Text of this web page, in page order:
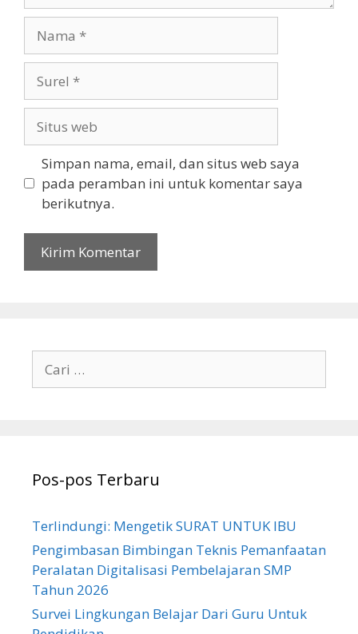
web
Simpan nama, email, dan situs web saya
pada peramban ini untuk komentar saya
berikutnya.
untuk:
Pos-pos Terbaru
Terlindungi: Mengetik SURAT UNTUK IBU
Pengimbasan Bimbingan Teknis Pemanfaatan
Peralatan Digitalisasi Pembelajaran SMP
Tahun 2026
Survei Lingkungan Belajar Dari Guru Untuk